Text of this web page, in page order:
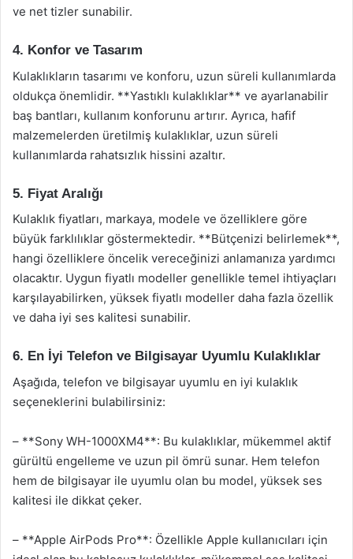
ve net tizler sunabilir.
4. Konfor ve Tasarım
Kulaklıkların tasarımı ve konforu, uzun süreli kullanımlarda
oldukça önemlidir. **Yastıklı kulaklıklar** ve ayarlanabilir
baş bantları, kullanım konforunu artırır. Ayrıca, hafif
malzemelerden üretilmiş kulaklıklar, uzun süreli
kullanımlarda rahatsızlık hissini azaltır.
5. Fiyat Aralığı
Kulaklık fiyatları, markaya, modele ve özelliklere göre
büyük farklılıklar göstermektedir. **Bütçenizi belirlemek**,
hangi özelliklere öncelik vereceğinizi anlamanıza yardımcı
olacaktır. Uygun fiyatlı modeller genellikle temel ihtiyaçları
karşılayabilirken, yüksek fiyatlı modeller daha fazla özellik
ve daha iyi ses kalitesi sunabilir.
6. En İyi Telefon ve Bilgisayar Uyumlu Kulaklıklar
Aşağıda, telefon ve bilgisayar uyumlu en iyi kulaklık
seçeneklerini bulabilirsiniz:
– **Sony WH-1000XM4**: Bu kulaklıklar, mükemmel aktif
gürültü engelleme ve uzun pil ömrü sunar. Hem telefon
hem de bilgisayar ile uyumlu olan bu model, yüksek ses
kalitesi ile dikkat çeker.
– **Apple AirPods Pro**: Özellikle Apple kullanıcıları için